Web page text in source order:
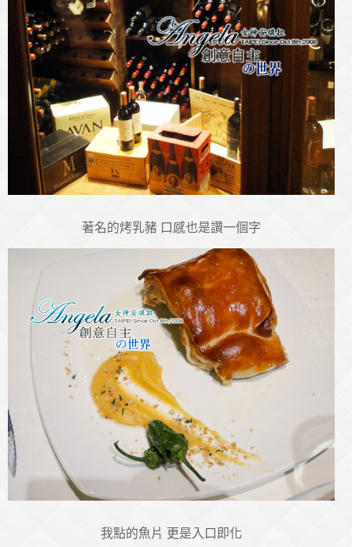
著名的烤乳豬 口感也是讚一個字
我點的魚片 更是入口即化